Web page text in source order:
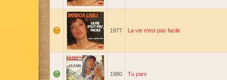
1977 La vie n'est pas facile
1980 Tu pars